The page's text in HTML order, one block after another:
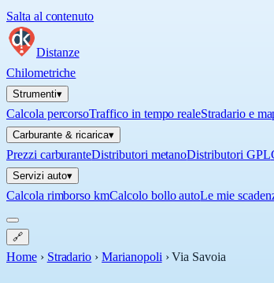
Salta al contenuto
Distanze
Chilometriche
Strumenti▾
Calcola percorsoTraffico in tempo realeStradario e
Carburante & ricarica▾
Prezzi carburanteDistributori metanoDistributori GPL
Servizi auto▾
Calcola rimborso kmCalcolo bollo autoLe mie
🔗
Home › Stradario › Marianopoli ›Via Savoia